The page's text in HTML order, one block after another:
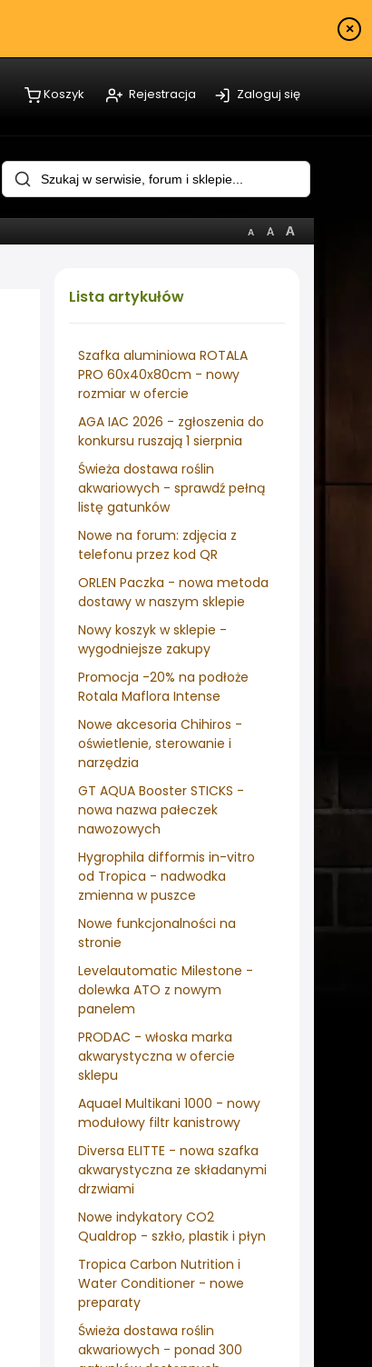
×
Koszyk Rejestracja Zaloguj się
Lista artykułów
Szafka aluminiowa ROTALA
PRO 60x40x80cm - nowy
rozmiar w ofercie
AGA IAC 2026 - zgłoszenia do
konkursu ruszają 1 sierpnia
Świeża dostawa roślin
akwariowych - sprawdź pełną
listę gatunków
Nowe na forum: zdjęcia z
telefonu przez kod QR
ORLEN Paczka - nowa metoda
dostawy w naszym sklepie
Nowy koszyk w sklepie -
wygodniejsze zakupy
Promocja -20% na podłoże
Rotala Maflora Intense
Nowe akcesoria Chihiros -
oświetlenie, sterowanie i
narzędzia
GT AQUA Booster STICKS -
nowa nazwa pałeczek
nawozowych
Hygrophila difformis in-vitro
od Tropica - nadwodka
zmienna w puszce
Nowe funkcjonalności na
stronie
Levelautomatic Milestone -
dolewka ATO z nowym
panelem
PRODAC - włoska marka
akwarystyczna w ofercie
sklepu
Aquael Multikani 1000 - nowy
modułowy filtr kanistrowy
Diversa ELITTE - nowa szafka
akwarystyczna ze składanymi
drzwiami
Nowe indykatory CO2
Qualdrop - szkło, plastik i płyn
Tropica Carbon Nutrition i
Water Conditioner - nowe
preparaty
Świeża dostawa roślin
akwariowych - ponad 300